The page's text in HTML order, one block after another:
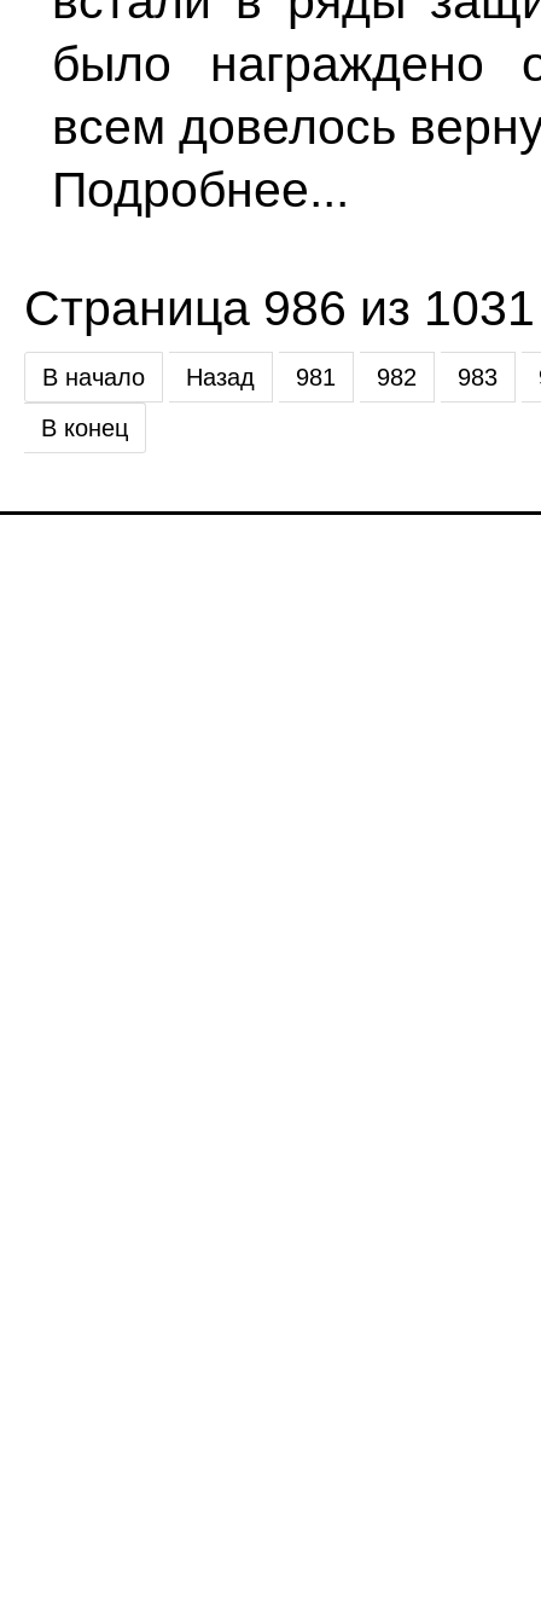
было награждено
всем довелось
Подробнее...
Страница 986 из 1031
В начало Назад 981 982 983
В конец